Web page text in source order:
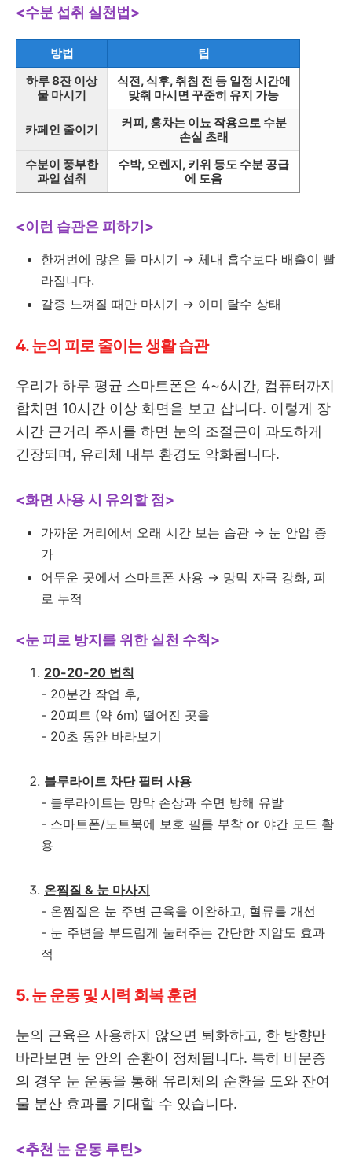
<수분 섭취 실천법>
방법
팁
하루 8잔 이상
물 마시기
식전, 식후, 취침 전 등 일정 시간에
맞춰 마시면 꾸준히 유지 가능
카페인 줄이기
커피, 홍차는 이뇨 작용으로 수분
손실 초래
수분이 풍부한
과일 섭취
수박, 오렌지, 키위 등도 수분 공급
에 도움
<이런 습관은 피하기>
한꺼번에 많은 물 마시기 → 체내 흡수보다 배출이 빨
라집니다.
갈증 느껴질 때만 마시기 → 이미 탈수 상태
4. 눈의 피로 줄이는 생활 습관
우리가 하루 평균 스마트폰은 4~6시간, 컴퓨터까지
합치면 10시간 이상 화면을 보고 삽니다. 이렇게 장
시간 근거리 주시를 하면 눈의 조절근이 과도하게
긴장되며, 유리체 내부 환경도 악화됩니다.
<화면 사용 시 유의할 점>
가까운 거리에서 오래 시간 보는 습관 → 눈 안압 증
가
어두운 곳에서 스마트폰 사용 → 망막 자극 강화, 피
로 누적
<눈 피로 방지를 위한 실천 수칙>
20-20-20 법칙
- 20분간 작업 후,
- 20피트 (약 6m) 떨어진 곳을
- 20초 동안 바라보기
블루라이트 차단 필터 사용
- 블루라이트는 망막 손상과 수면 방해 유발
- 스마트폰/노트북에 보호 필름 부착 or 야간 모드 활
용
온찜질 & 눈 마사지
- 온찜질은 눈 주변 근육을 이완하고, 혈류를 개선
- 눈 주변을 부드럽게 눌러주는 간단한 지압도 효과
적
5. 눈 운동 및 시력 회복 훈련
눈의 근육은 사용하지 않으면 퇴화하고, 한 방향만
바라보면 눈 안의 순환이 정체됩니다. 특히 비문증
의 경우 눈 운동을 통해 유리체의 순환을 도와 잔여
물 분산 효과를 기대할 수 있습니다.
<추천 눈 운동 루틴>